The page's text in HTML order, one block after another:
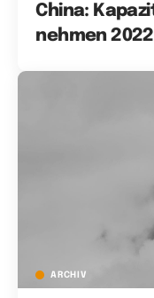
China:
nehmen
ARCHIV